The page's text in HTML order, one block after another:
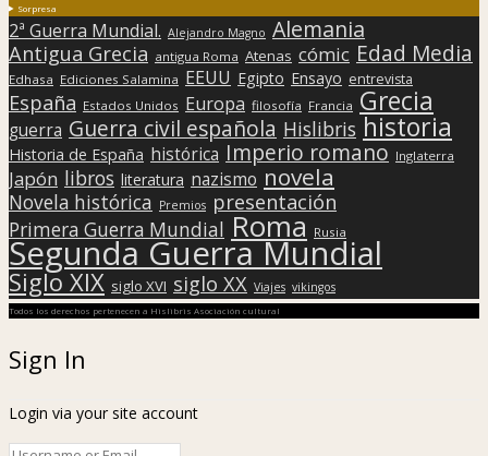
Sorpresa
2ª Guerra Mundial. Alejandro Magno Alemania
Antigua Grecia antigua Roma Atenas cómic Edad Media
Edhasa Ediciones Salamina EEUU Egipto Ensayo entrevista
España Estados Unidos Europa filosofía Francia Grecia
guerra Guerra civil española Hislibris historia
Historia de España histórica Imperio romano Inglaterra
Japón libros literatura nazismo novela
Novela histórica Premios presentación
Primera Guerra Mundial Roma Rusia
Segunda Guerra Mundial
Siglo XIX siglo XVI siglo XX Viajes vikingos
Todos los derechos pertenecen a Hislibris Asociación cultural
Sign In
Login via your site account